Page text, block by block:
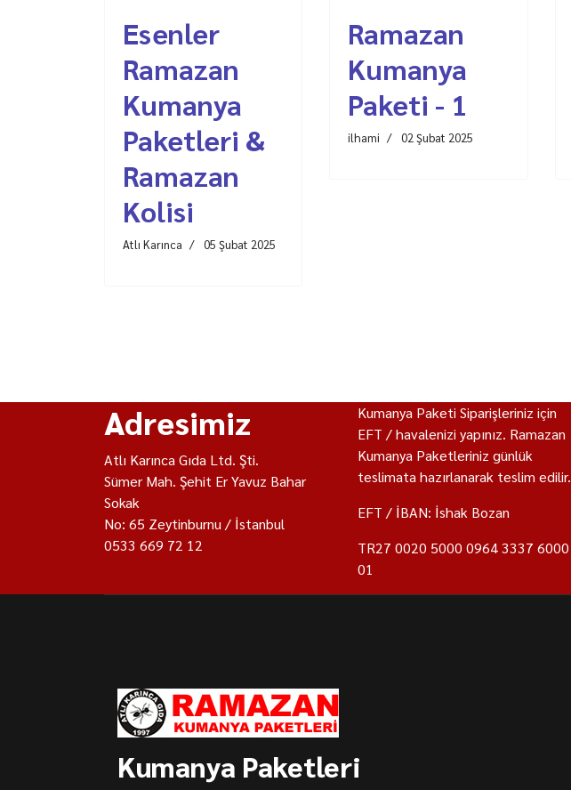
Esenler
Ramazan
Kumanya
Paketleri &
Ramazan
Kolisi
Atlı Karınca 05 Şubat 2025
Ramazan
Kumanya
Paketi - 1
ilhami 02 Şubat 2025
Adresimiz
Atlı Karınca Gıda Ltd. Şti.
Sümer Mah. Şehit Er Yavuz Bahar
Sokak
No: 65 Zeytinburnu / İstanbul
0533 669 72 12
Kumanya Paketi Siparişleriniz için
EFT / havalenizi yapınız. Ramazan
Kumanya Paketleriniz günlük
teslimata hazırlanarak teslim edilir.
EFT / İBAN: İshak Bozan
TR27 0020 5000 0964 3337 6000
01
Kumanya Paketleri